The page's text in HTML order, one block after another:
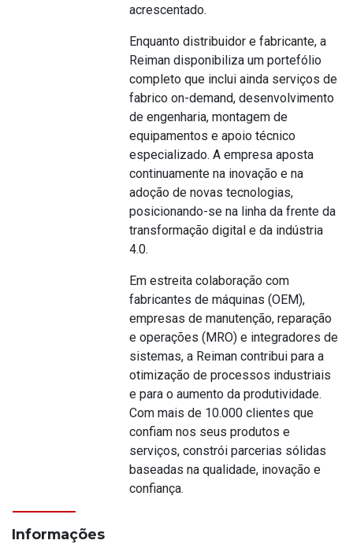
acrescentado.
Enquanto distribuidor e fabricante, a
Reiman disponibiliza um portefólio
completo que inclui ainda serviços de
fabrico on-demand, desenvolvimento
de engenharia, montagem de
equipamentos e apoio técnico
especializado. A empresa aposta
continuamente na inovação e na
adoção de novas tecnologias,
posicionando-se na linha da frente da
transformação digital e da indústria
4.0.
Em estreita colaboração com
fabricantes de máquinas (OEM),
empresas de manutenção, reparação
e operações (MRO) e integradores de
sistemas, a Reiman contribui para a
otimização de processos industriais
e para o aumento da produtividade.
Com mais de 10.000 clientes que
confiam nos seus produtos e
serviços, constrói parcerias sólidas
baseadas na qualidade, inovação e
confiança.
Informações